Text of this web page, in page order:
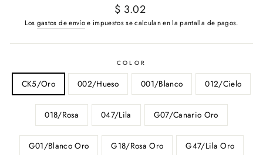
Precio
habitual
$ 3.02
Los gastos de envíoe impuestos se calculan en la pantalla de pagos.
COLOR
CK5/Oro 002/Hueso 001/Blanco 012/Cielo
018/Rosa 047/Lila G07/Canario Oro
G01/Blanco Oro G18/Rosa Oro G47/Lila Oro